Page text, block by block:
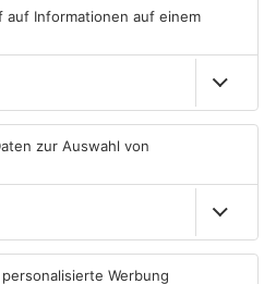
ESC-Feeling mitten in
Steinau
10.08.2026, 12:47 UHR IN MAIN-